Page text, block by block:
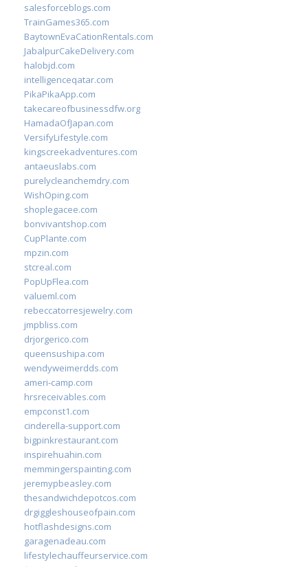
salesforceblogs.com
TrainGames365.com
BaytownEvaCationRentals.com
JabalpurCakeDelivery.com
halobjd.com
intelligenceqatar.com
PikaPikaApp.com
takecareofbusinessdfw.org
HamadaOfJapan.com
VersifyLifestyle.com
kingscreekadventures.com
antaeuslabs.com
purelycleanchemdry.com
WishOping.com
shoplegacee.com
bonvivantshop.com
CupPlante.com
mpzin.com
stcreal.com
PopUpFlea.com
valueml.com
rebeccatorresjewelry.com
jmpbliss.com
drjorgerico.com
queensushipa.com
wendyweimerdds.com
ameri-camp.com
hrsreceivables.com
empconst1.com
cinderella-support.com
bigpinkrestaurant.com
inspirehuahin.com
memmingerspainting.com
jeremypbeasley.com
thesandwichdepotcos.com
drgiggleshouseofpain.com
hotflashdesigns.com
garagenadeau.com
lifestylechauffeurservice.com